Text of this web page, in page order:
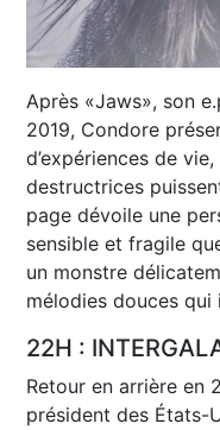
Après «Jaws», son
2019, Condore
d’expériences de
destructrices
page dévoile une
sensible et fragile
un monstre
mélodies douces
22H :
Retour en arrière en
président des États-